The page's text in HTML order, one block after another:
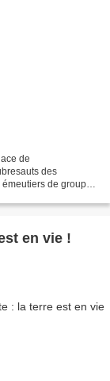
de
des
de groupes
en vie !